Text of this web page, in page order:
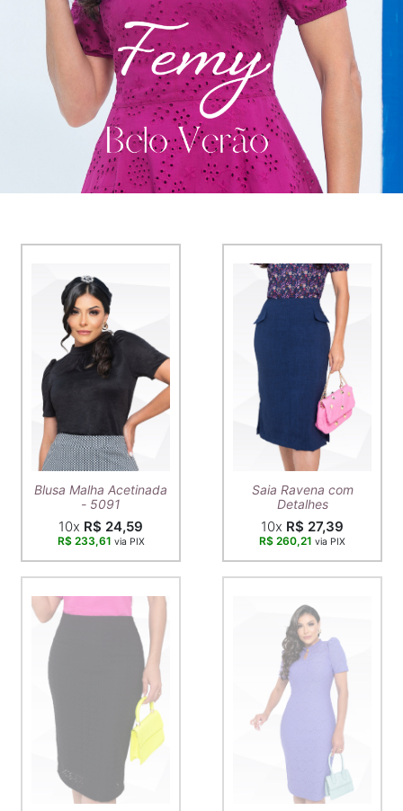
Blusa Malha Acetinada
- 5091
10x R$ 24,59
R$ 233,61 via PIX
Saia Ravena com
Detalhes
10x R$ 27,39
R$ 260,21 via PIX